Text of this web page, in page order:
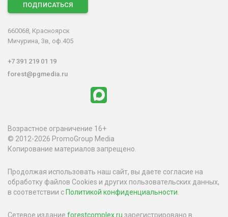
ПОДПИСАТЬСЯ
660068, Красноярск
Мичурина, 3в, оф.405
+7 391 219 01 19
forest@pgmedia.ru
Возрастное ограничение 16+
© 2012-2026 PromoGroup Media
Копирование материалов запрещено.
Продолжая использовать наш сайт, вы даете согласие на
обработку файлов Cookies и других пользовательских данных,
в соответствии с Политикой конфиденциальности
Сетевое издание forestcomplex.ru зарегистрировано в